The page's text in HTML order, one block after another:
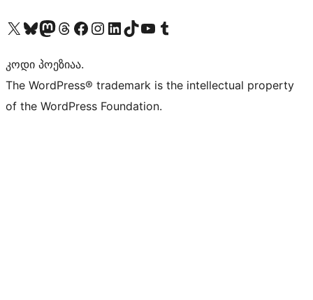
Visit our X (formerly Twitter) account
Visit our Bluesky account
Visit our Mastodon account
Visit our Threads account
Visit our Facebook page
Visit our Instagram account
Visit our LinkedIn account
Visit our TikTok account
Visit our YouTube channel
Visit our Tumblr account
კოდი პოეზიაა.
The WordPress® trademark is the intellectual property
of the WordPress Foundation.